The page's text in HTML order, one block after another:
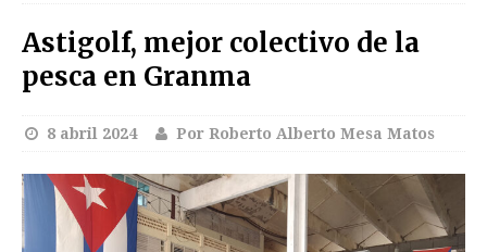
Astigolf, mejor colectivo de la
pesca en Granma
8 abril 2024 Por Roberto Alberto Mesa Matos